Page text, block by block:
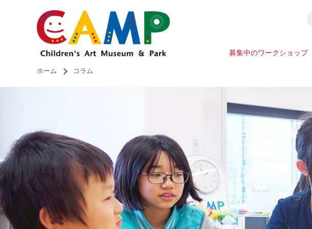
募集中のワークショップ
ホーム コラム